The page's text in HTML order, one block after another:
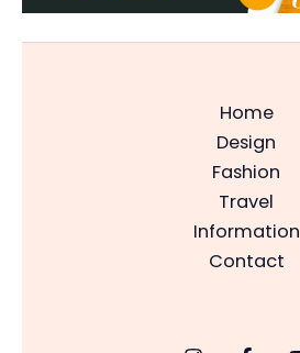
Home
Design
Fashion
Travel
Information
Contact